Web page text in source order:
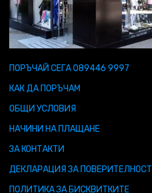
ПОРЪЧАЙ СЕГА 089446 9997
КАК ДА ПОРЪЧАМ
ОБЩИ УСЛОВИЯ
НАЧИНИ НА ПЛАЩАНЕ
ЗА КОНТАКТИ
ДЕКЛАРАЦИЯ ЗА ПОВЕРИТЕЛНОСТ
ПОЛИТИКА ЗА БИСКВИТКИТЕ